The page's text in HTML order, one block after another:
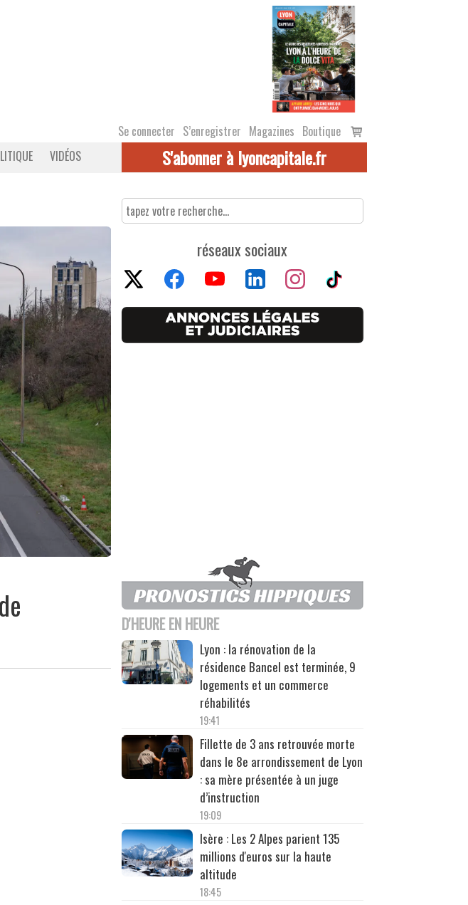
Se connecter S’enregistrer Magazines Boutique
Voir
le
VIDÉOS S'abonner à lyoncapitale.fr
réseaux sociaux
D'HEURE EN HEURE
Lyon : la rénovation de la
résidence Bancel est terminée, 9
logements et un commerce
réhabilités
19:41
Fillette de 3 ans retrouvée morte
dans le 8e arrondissement de Lyon
: sa mère présentée à un juge
d’instruction
19:09
Isère : Les 2 Alpes parient 135
millions d'euros sur la haute
altitude
18:45